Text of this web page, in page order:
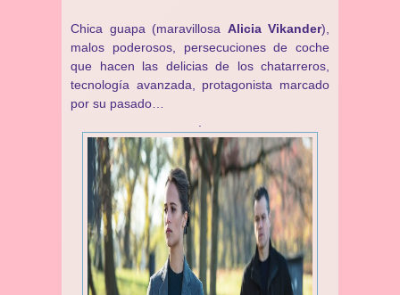
Chica guapa (maravillosa Alicia Vikander),
malos poderosos, persecuciones de coche
que hacen las delicias de los chatarreros,
tecnología avanzada, protagonista marcado
por su pasado…